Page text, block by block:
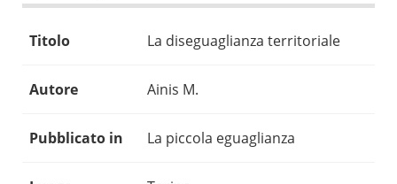
Titolo La diseguaglianza territoriale
Autore Ainis M.
Pubblicato in La piccola eguaglianza